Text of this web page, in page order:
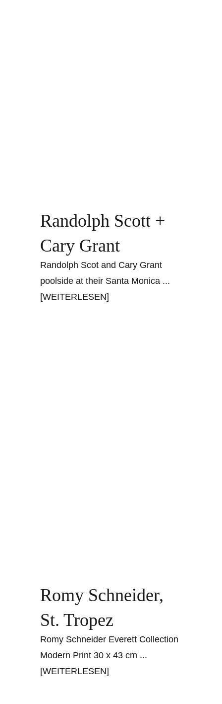
Randolph Scott +
Cary Grant
Randolph Scot and Cary Grant
poolside at their Santa Monica ...
[WEITERLESEN]
Romy Schneider,
St. Tropez
Romy Schneider Everett Collection
Modern Print 30 x 43 cm ...
[WEITERLESEN]